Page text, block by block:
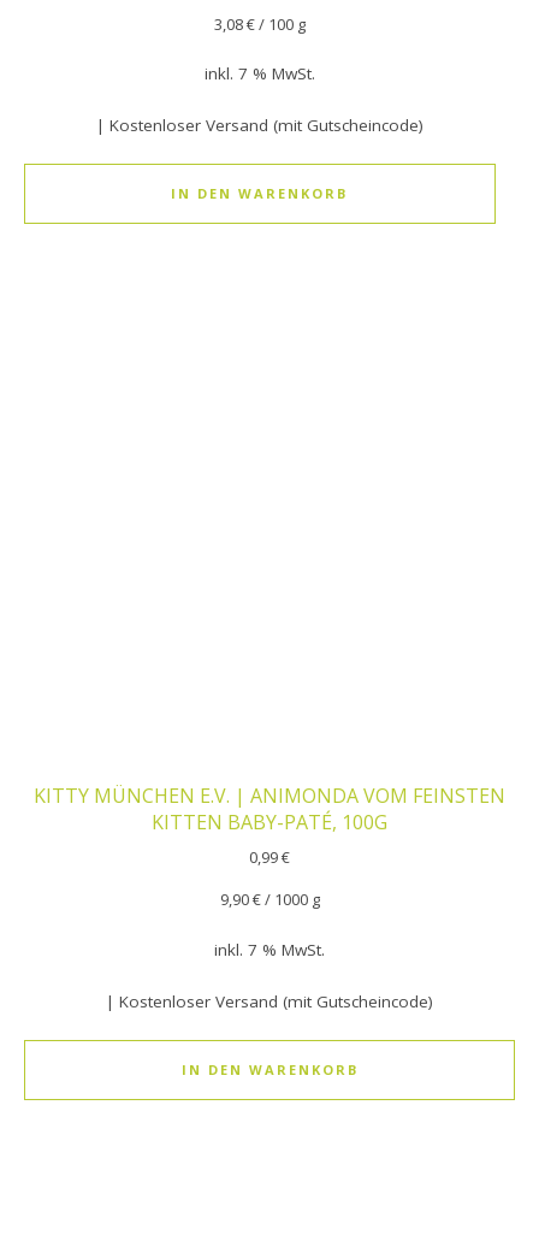
3,08€/ 100 g
inkl. 7 % MwSt.
| Kostenloser Versand (mit Gutscheincode)
IN DEN WARENKORB
KITTY MÜNCHEN E.V. | ANIMONDA VOM FEINSTEN
KITTEN BABY-PATÉ, 100G
0,99€
9,90€/ 1000 g
inkl. 7 % MwSt.
| Kostenloser Versand (mit Gutscheincode)
IN DEN WARENKORB